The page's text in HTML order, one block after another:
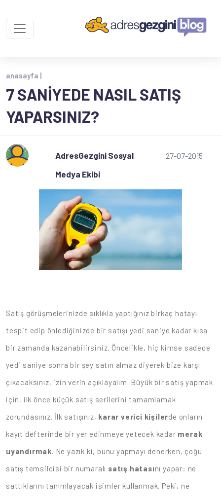
anasayfa |
7 SANIYEDE NASIL SATIŞ
YAPARSINIZ?
AdresGezgini Sosyal
Medya Ekibi
27-07-2015
Satış görüşmelerinizde sıklıkla yaptığınız birkaç hatayı
tespit edip önlediğinizde bir satışı yedi saniye kadar kısa
bir zamanda kazanabilirsiniz. Öncelikle, hiç kimse sadece
yedi saniye sonra bir şey satın almaz diyerek bize karşı
çıkacaksınız, izin verin açıklayalım. Büyük bir satış yapmak
için, ilk önce küçük satış serilerini tamamlamak
zorundasınız. İlk satışınız, karar verici kişilerde onların
kayıt defterinde bir yer edinmeye yetecek kadar merak
uyandırmak. Ne yazık ki, bunu yapmayı denerken, çoğu
satış temsilcisi bir numaralı satış hatasını yapar: ne
sattıklarını tanımlayacak isimler kullanmak. Peki, ne